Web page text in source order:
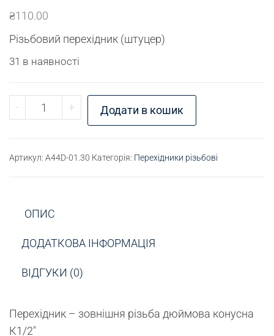
₴110.00
Різьбовий перехідник (штуцер)
31 в наявності
- Перехідник різьбовий К1/2" (зовнішня) -
+ Додати в кошик
Артикул: A44D-01.30 Категорія: Перехідники різьбові
ОПИС
ДОДАТКОВА ІНФОРМАЦІЯ
ВІДГУКИ (0)
Перехідник – зовнішня різьба дюймова конусна
К1/2″